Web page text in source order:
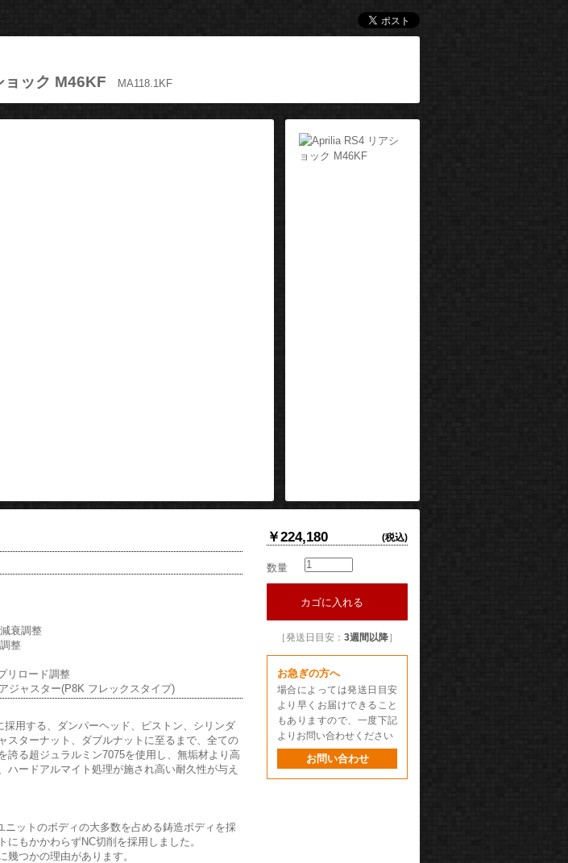
ック M46KF MA118.1KF
￥224,180 (税込)
数量
カゴに入れる
［発送日目安： 3週間以降］
お急ぎの方へ
場合によっては発送日目安
より早くお届けできること
もありますので、一度下記
よりお問い合わせください
お問い合わせ
衰調整
整
リロード調整
ジャスター(P8K フレックスタイプ)
用する、ダンパーヘッド、ピストン、シリンダ
スターナット、ダブルナットに至るまで、全ての
誇る超ジュラルミン7075を使用し、無垢材より高
ハードアルマイト処理が施され高い耐久性が与え
ニットのボディの大多数を占める鋳造ボディを採
にもかかわらずNC切削を採用しました。
幾つかの理由があります。